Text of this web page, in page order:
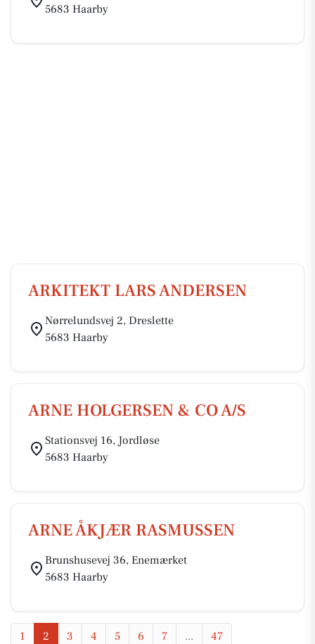
5683 Haarby
ARKITEKT LARS ANDERSEN
Nørrelundsvej 2, Dreslette
5683 Haarby
ARNE HOLGERSEN & CO A/S
Stationsvej 16, Jordløse
5683 Haarby
ARNE ÅKJÆR RASMUSSEN
Brunshusevej 36, Enemærket
5683 Haarby
1 2 3 4 5 6 7 ... 47